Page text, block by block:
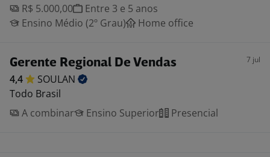
R$ 5.000,00
Entre 3 e 5 anos
Ensino Médio (2º Grau)
Home office
Gerente Regional De Vendas 7 jul
4,4
SOULAN
Todo Brasil
A combinar
Ensino Superior Presencial